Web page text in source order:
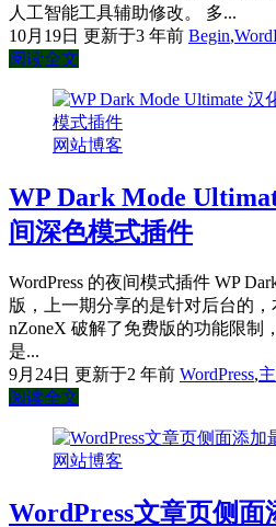
人工智能工具辅助修改。 多...
10月19日 更新于3 年前 Begin,
阅读全文
网站博客
WP Dark Mode
间深色模式插件
WordPress 的夜间模式插件 WP
版，上一期分享的是针对后台的，
nZoneX 破解了免费版的功能限制
是...
9月24日 更新于2 年前 WordPress,
阅读全文
网站博客
WordPress文章页侧